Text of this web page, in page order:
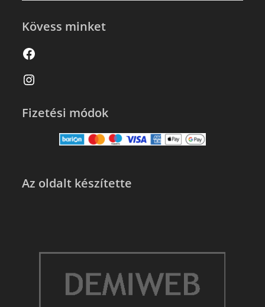
Kövess minket
Fizetési módok
Az oldalt készítette